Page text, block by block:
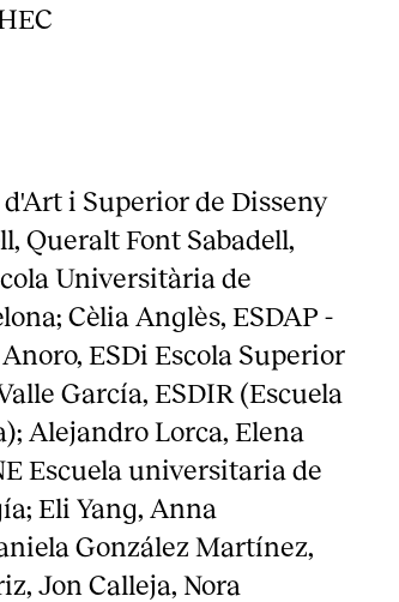
i Superior de Disseny
Queralt Font Sabadell,
Universitària de
Cèlia Anglès, ESDAP -
ESDi Escola Superior
García, ESDIR (Escuela
Alejandro Lorca, Elena
Escuela universitaria de
Eli Yang, Anna
González Martínez,
Jon Calleja, Nora